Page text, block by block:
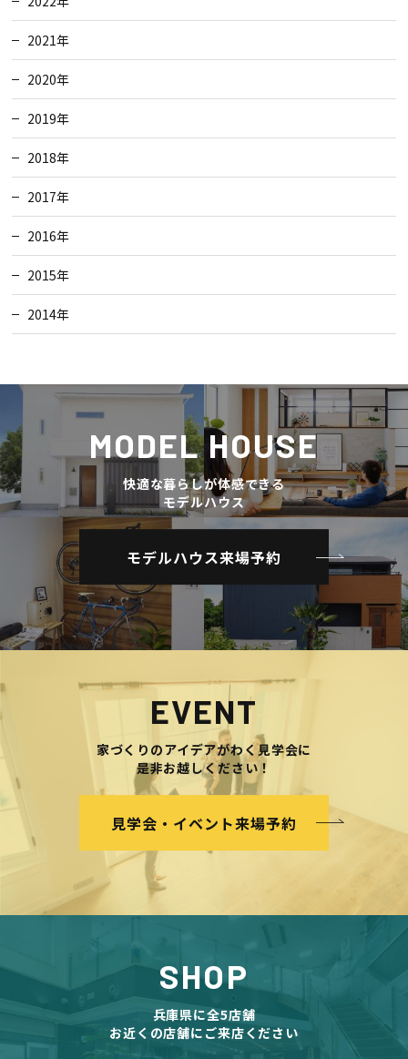
2021年
2020年
2019年
2018年
2017年
2016年
2015年
2014年
MODEL HOUSE
快適な暮らしが体感できる
モデルハウス
モデルハウス来場予約
EVENT
家づくりのアイデアがわく見学会に
是非お越しください！
見学会・イベント来場予約
SHOP
兵庫県に全5店舗
お近くの店舗にご来店ください